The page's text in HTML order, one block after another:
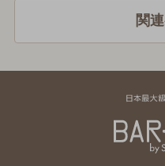
関